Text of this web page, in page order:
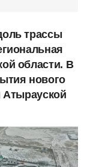
трассы
области. В
нового
Атырауской